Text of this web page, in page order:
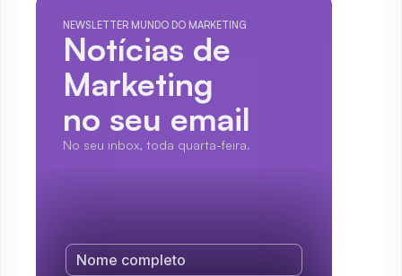
NEWSLETTER MUNDO DO MARKETING
Notícias de
Marketing
no seu email
No seu inbox, toda quarta-feira.